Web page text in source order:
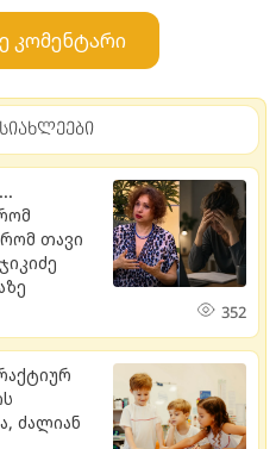
კომენტარი
თავი
352
ძალიან